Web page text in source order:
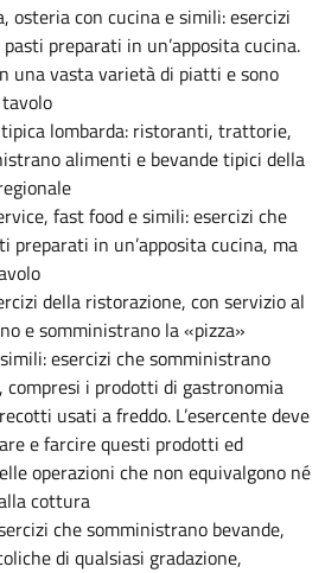
con cucina e simili: esercizi
preparati in un’apposita cucina.
una vasta varietà di piatti e sono
lombarda: ristoranti, trattorie,
alimenti e bevande tipici della
fast food e simili: esercizi che
preparati in un’apposita cucina, ma
della ristorazione, con servizio al
e somministrano la «pizza»
esercizi che somministrano
compresi i prodotti di gastronomia
usati a freddo. L’esercente deve
e farcire questi prodotti ed
operazioni che non equivalgono né
cottura
che somministrano bevande,
di qualsiasi gradazione,